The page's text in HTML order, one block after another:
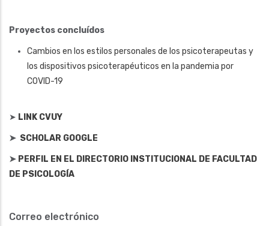
Proyectos concluídos
Cambios en los estilos personales de los psicoterapeutas y
los dispositivos psicoterapéuticos en la pandemia por
COVID-19
➤ LINK CVUY
➤ SCHOLAR GOOGLE
➤ PERFIL EN EL DIRECTORIO INSTITUCIONAL DE FACULTAD
DE PSICOLOGÍA
Correo electrónico